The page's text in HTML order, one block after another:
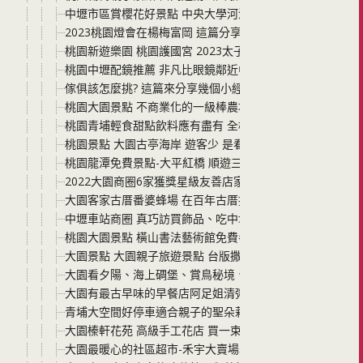
中壢市區賞櫻花好景點 中央大學河津櫻 就在中大湖畔 花期
2023桃園燈會在楊梅富岡 這篇分享燈會的路線以及必看燈
桃園新遊樂園 桃園護國宮 2023太子遊樂園 大年初一到初
桃園中壢配鏡推薦 非凡比眼鏡鄰近中原大學 專業驗光而
傢俱該怎麼挑? 這篇來分享幾個小經驗! 桃園蘆竹千坪一站
桃園大園景點 不商業化的一級棒農場 小朋友來農場挖地
桃園青埔輕食甜點飲料應有盡有 全桃園最有特色的百貨公
桃園景點 大園古亭海岸 遊客少 是看海上碉堡、看日落，看
桃園龍潭免費景點-大平紅橋 順遊三坑自然生態公園、三坑
2022大園商圈6家獲獎星級友善店家名單整理-桃園市星級
大園客家古厝番婆蜂場 在百年古厝採蜂蜜吃蜂巢pizza
中壢車站商圈 真巧訪買飾品、吃中壢有名的冰品天下奇冰
桃園大園景點 橫山書法藝術館免費參觀大園尖山遺址(大園
大園景點 大園親子旅遊景點 台版撒哈拉沙漠:草漯沙丘、
大園看夕陽、海上碉堡、賞鳥秘境、 求子靈驗的廟宇 原
大園有最古早味的早餐店阿足姐清粥小菜以及讓你搖身一
青埔大空間好停車適合親子的聖朵莉烘焙複合式餐廳以及
大園榛軒花苑 高級手工花店 買一束花可以放2年以上 畢業
大園最暖心的社區超市-禾宇大賣場以及購買寢具與結婚必